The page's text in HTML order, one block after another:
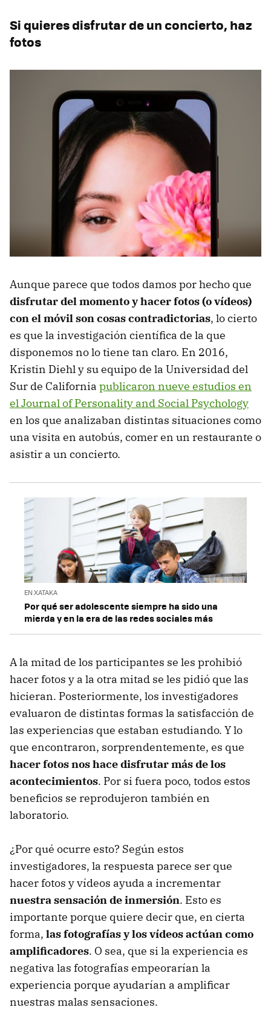
Si quieres disfrutar de un concierto, haz
fotos
Aunque parece que todos damos por hecho que
disfrutar del momento y hacer fotos (o vídeos)
con el móvil son cosas contradictorias, lo cierto
es que la investigación científica de la que
disponemos no lo tiene tan claro. En 2016,
Kristin Diehl y su equipo de la Universidad del
Sur de California publicaron nueve estudios en
el Journal of Personality and Social Psychology
en los que analizaban distintas situaciones como
una visita en autobús, comer en un restaurante o
asistir a un concierto.
EN XATAKA
Por qué ser adolescente siempre ha sido una
mierda y en la era de las redes sociales más
A la mitad de los participantes se les prohibió
hacer fotos y a la otra mitad se les pidió que las
hicieran. Posteriormente, los investigadores
evaluaron de distintas formas la satisfacción de
las experiencias que estaban estudiando. Y lo
que encontraron, sorprendentemente, es que
hacer fotos nos hace disfrutar más de los
acontecimientos. Por si fuera poco, todos estos
beneficios se reprodujeron también en
laboratorio.
¿Por qué ocurre esto? Según estos
investigadores, la respuesta parece ser que
hacer fotos y vídeos ayuda a incrementar
nuestra sensación de inmersión. Esto es
importante porque quiere decir que, en cierta
forma, las fotografías y los vídeos actúan como
amplificadores. O sea, que si la experiencia es
negativa las fotografías empeorarían la
experiencia porque ayudarían a amplificar
nuestras malas sensaciones.